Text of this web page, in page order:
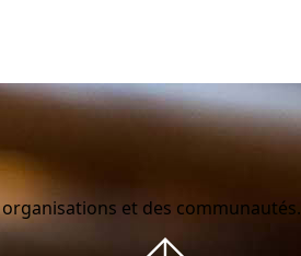
et des communautés.